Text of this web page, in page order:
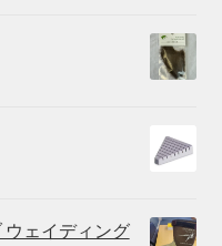
ェイディング